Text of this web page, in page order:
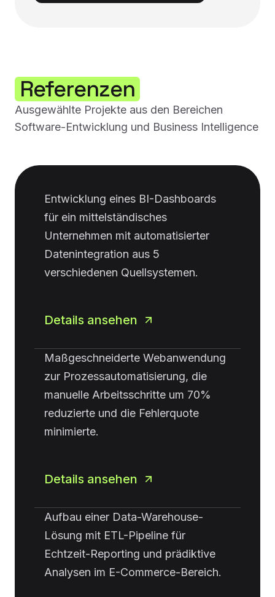
Referenzen
Ausgewählte Projekte aus den Bereichen
Software-Entwicklung und Business Intelligence
Entwicklung eines BI-Dashboards
für ein mittelständisches
Unternehmen mit automatisierter
Datenintegration aus 5
verschiedenen Quellsystemen.
Details ansehen
Maßgeschneiderte Webanwendung
zur Prozessautomatisierung, die
manuelle Arbeitsschritte um 70%
reduzierte und die Fehlerquote
minimierte.
Details ansehen
Aufbau einer Data-Warehouse-
Lösung mit ETL-Pipeline für
Echtzeit-Reporting und prädiktive
Analysen im E-Commerce-Bereich.